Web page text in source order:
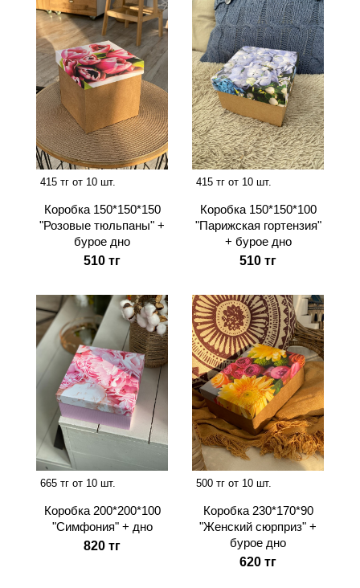
415 тг от 10 шт.
Коробка 150*150*150
"Розовые тюльпаны" +
бурое дно
510 тг
415 тг от 10 шт.
Коробка 150*150*100
"Парижская гортензия"
+ бурое дно
510 тг
665 тг от 10 шт.
Коробка 200*200*100
"Симфония" + дно
820 тг
500 тг от 10 шт.
Коробка 230*170*90
"Женский сюрприз" +
бурое дно
620 тг